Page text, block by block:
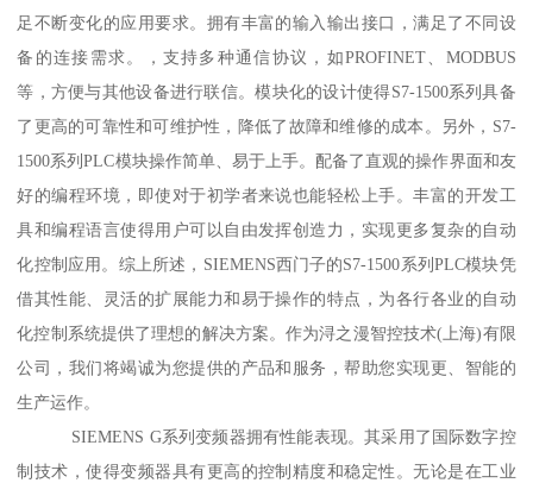
足不断变化的应用要求。拥有丰富的输入输出接口，满足了不同设
备的连接需求。，支持多种通信协议，如PROFINET、MODBUS
等，方便与其他设备进行联信。模块化的设计使得S7-1500系列具备
了更高的可靠性和可维护性，降低了故障和维修的成本。另外，S7-
1500系列PLC模块操作简单、易于上手。配备了直观的操作界面和友
好的编程环境，即使对于初学者来说也能轻松上手。丰富的开发工
具和编程语言使得用户可以自由发挥创造力，实现更多复杂的自动
化控制应用。综上所述，SIEMENS西门子的S7-1500系列PLC模块凭
借其性能、灵活的扩展能力和易于操作的特点，为各行各业的自动
化控制系统提供了理想的解决方案。作为浔之漫智控技术(上海)有限
公司，我们将竭诚为您提供的产品和服务，帮助您实现更、智能的
生产运作。
SIEMENS G系列变频器拥有性能表现。其采用了国际数字控
制技术，使得变频器具有更高的控制精度和稳定性。无论是在工业